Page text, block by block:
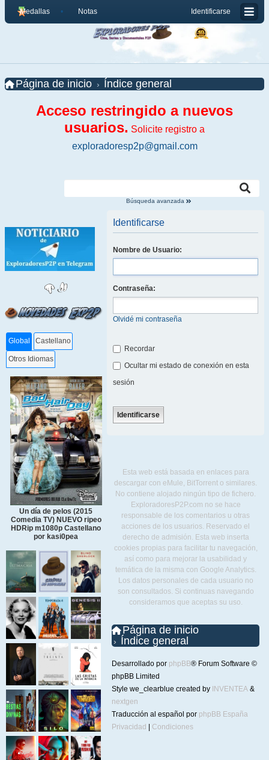
Identificarse
Medallas Notas
Página de inicio Índice general
Acceso restringido a nuevos
usuarios. Solicite registro a
exploradoresp2p@gmail.com
Búsqueda avanzada
Global Castellano
Otros Idiomas
Un día de pelos (2015
Comedia TV) NUEVO ripeo
HDRip m1080p Castellano
por kasi0pea
Identificarse
Nombre de Usuario:
Contraseña:
Olvidé mi contraseña
Recordar
Ocultar mi estado de conexión en esta
sesión
Esta web está basada en enlaces para
descargar con eMule, BitTorrent o similares.
No contiene alojado ningún tipo de fichero.
ExploradoresP2P.com no se hace
responsable de los comentarios u otras
acciones de los usuarios. Reservado el
derecho de admisión. Esta web inserta
cookies propias para facilitar tu navegación,
así como para mejorar la usabilidad y
temática de la misma con Google Analytics.
Los datos personales de cada usuario no
son consultados. Si continuas navegando
consideramos que aceptas su uso.
Página de inicio
Índice general
Desarrollado por phpBB® Forum Software ©
phpBB Limited
Style we_clearblue created by INVENTEA &
nextgen
Traducción al español por phpBB España
Privacidad
Condiciones